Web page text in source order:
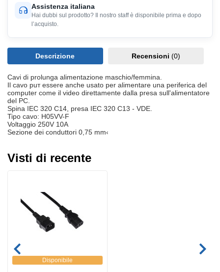
Assistenza italiana
Hai dubbi sul prodotto? Il nostro staff è disponibile prima e dopo
l’acquisto.
Descrizione Recensioni (0)
Cavi di prolunga alimentazione maschio/femmina.
Il cavo puт essere anche usato per alimentare una periferica del
computer come il video direttamente dalla presa sull'alimentatore
del PC.
Spina IEC 320 C14, presa IEC 320 C13 - VDE.
Tipo cavo: H05VV-F
Voltaggio 250V 10A
Sezione dei conduttori 0,75 mm‹
Visti di recente
Disponibile